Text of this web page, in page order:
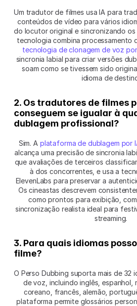
Um tradutor de filmes usa IA para
conteúdos de vídeo para vários
do locutor original e sincronizando os
tecnologia de clonagem de voz
sincronia labial para criar versões
soam como se tivessem sido
idioma de
2. Os tradutores de filmes
conseguem se igualar à
dublagem profissional?
Sim. A plataforma de dublagem por
alcança uma precisão de sincronia
que avaliações de terceiros
à dos concorrentes, e usa a
ElevenLabs para preservar a
Os cineastas descrevem
como prontos para exibição,
sincronização realista ideal para
streaming.
3. Para quais idiomas
filme?
O Perso Dubbing suporta mais de 32
de voz, incluindo inglês, espanhol,
coreano, francês, alemão,
plataforma permite glossários